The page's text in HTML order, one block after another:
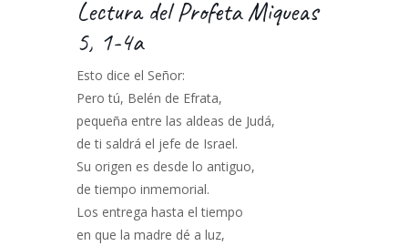
Lectura del Profeta Miqueas
5, 1-4a
Esto dice el Señor:
Pero tú, Belén de Efrata,
pequeña entre las aldeas de Judá,
de ti saldrá el jefe de Israel.
Su origen es desde lo antiguo,
de tiempo inmemorial.
Los entrega hasta el tiempo
en que la madre dé a luz,